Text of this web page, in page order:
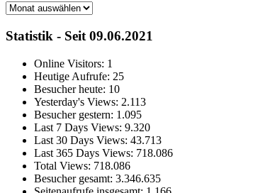
Archiv
Statistik - Seit 09.06.2021
Online Visitors: 1
Heutige Aufrufe: 25
Besucher heute: 10
Yesterday's Views: 2.113
Besucher gestern: 1.095
Last 7 Days Views: 9.320
Last 30 Days Views: 43.713
Last 365 Days Views: 718.086
Total Views: 718.086
Besucher gesamt: 3.346.635